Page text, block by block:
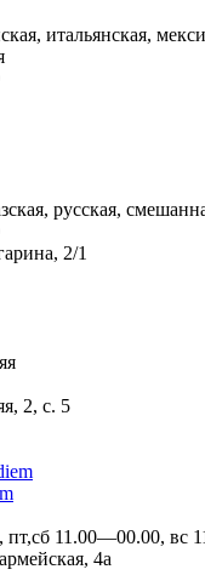
итальянская,
русская,
2/1
2, с. 5
11.00—00.00, вс
4а